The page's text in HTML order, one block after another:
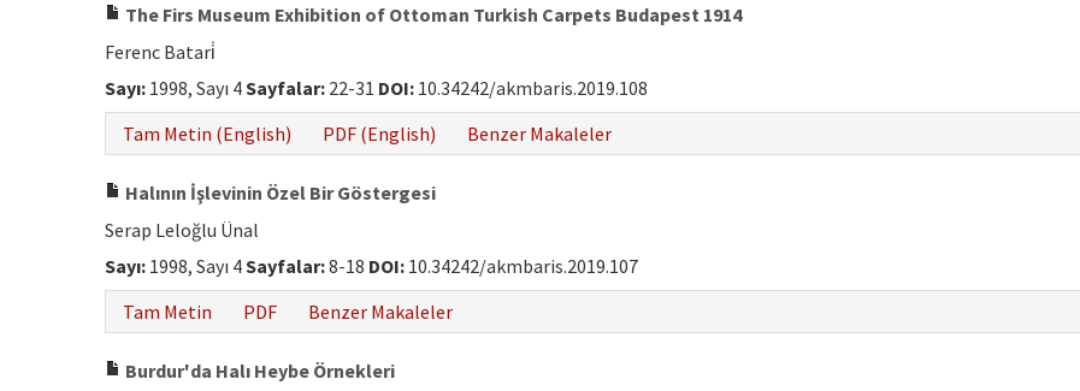
The Firs Museum Exhibition of Ottoman Turkish Carpets Budapest 1914
Ferenc Batari̇
Sayı: 1998, Sayı 4Sayfalar: 22-31 DOI: 10.34242/akmbaris.2019.108
Tam Metin (English)
PDF (English) Benzer Makaleler
Halının İşlevinin Özel Bir Göstergesi
Serap Leloğlu Ünal
Sayı: 1998, Sayı 4Sayfalar:8-18 DOI: 10.34242/akmbaris.2019.107
Tam Metin
PDF Benzer Makaleler
Burdur'da Halı Heybe Örnekleri